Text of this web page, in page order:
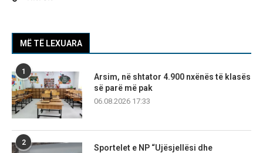
MË TË LEXUARA
1
Arsim, në shtator 4.900 nxënës të klasës
së parë më pak
06.08.2026 17:33
2
Sportelet e NP “Ujësjellësi dhe